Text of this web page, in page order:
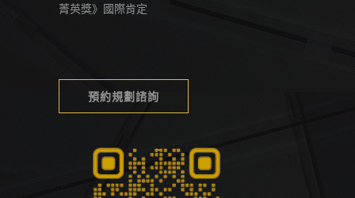
菁英獎》國際肯定
預約規劃諮詢